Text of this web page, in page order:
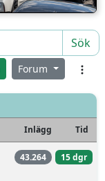
Sök
Forum
Inlägg Tid
43.264 15 dgr